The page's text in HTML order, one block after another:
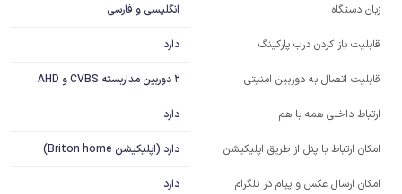
زبان دستگاه انگلیسی و فارسی
قابلیت باز کردن درب پارکینگ دارد
قابلیت اتصال به دوربین امنیتی 2 دوربین مداربسته CVBS و AHD
ارتباط داخلی همه با هم دارد
امکان ارتباط با پنل از طریق اپلیکیشن دارد (اپلیکیشن Briton home)
امکان ارسال عکس و پیام در تلگرام دارد